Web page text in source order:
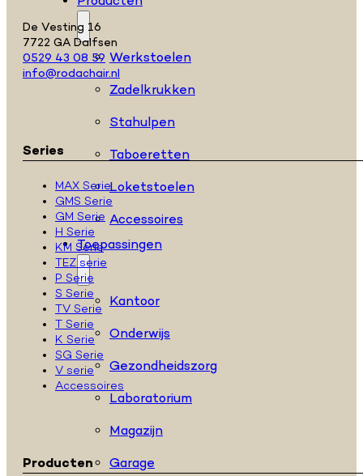
Werkstoelen
Zadelkrukken
Stahulpen
Taboeretten
Loketstoelen
Accessoires
Toepassingen
Kantoor
Onderwijs
Gezondheidszorg
Laboratorium
Magazijn
Garage
De Vesting 16
7722 GA Dalfsen
0529 43 08 59
info@rodachair.nl
Series
MAX Serie
GMS Serie
GM Serie
H Serie
KM Serie
TEZ serie
P Serie
S Serie
TV Serie
T Serie
K Serie
SG Serie
V serie
Accessoires
Producten